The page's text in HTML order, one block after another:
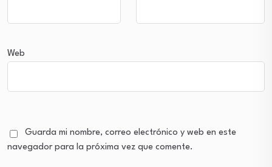
Web
Guarda mi nombre, correo electrónico y web en este
navegador para la próxima vez que comente.